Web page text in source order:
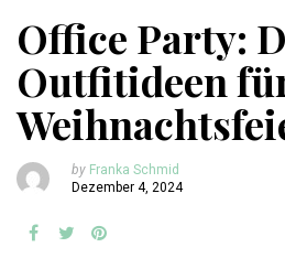
Office Party:
Outfitideen
by Franka Schmid
Dezember 4, 2024